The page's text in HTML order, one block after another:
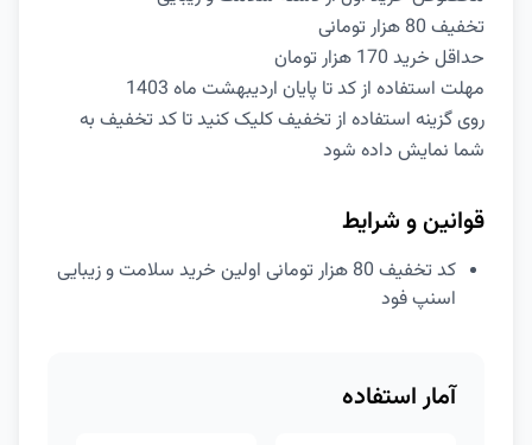
تخفیف 80 هزار تومانی
حداقل خرید 170 هزار تومان
مهلت استفاده از کد تا پایان اردیبهشت ماه 1403
روی گزینه استفاده از تخفیف کلیک کنید تا کد تخفیف به
شما نمایش داده شود
قوانین و شرایط
کد تخفیف 80 هزار تومانی اولین خرید سلامت و زیبایی
اسنپ فود
آمار استفاده